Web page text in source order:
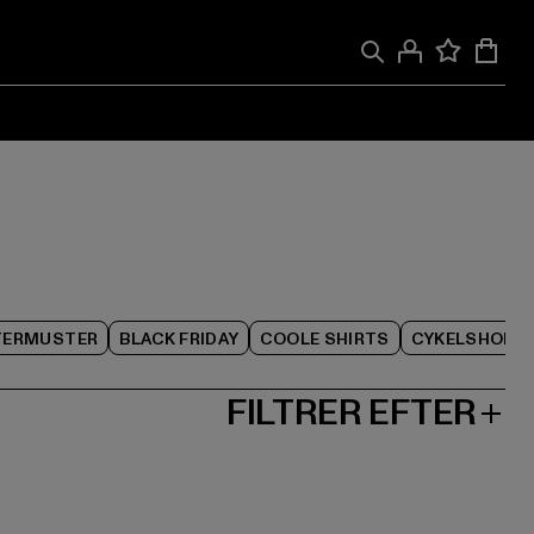
BLACK FRIDAY COOLE SHIRTS
FILTRER EFTER